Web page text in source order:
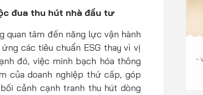
đua thu hút nhà đầu tư
quan tâm đến năng lực vận hành
các tiêu chuẩn ESG thay vì vị
đó, việc minh bạch hóa thông
của doanh nghiệp thứ cấp, góp
cảnh cạnh tranh thu hút dòng